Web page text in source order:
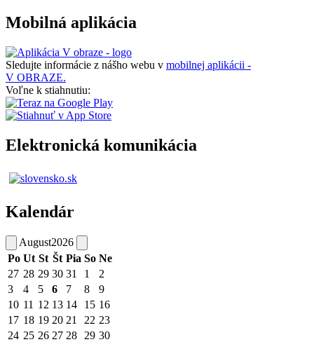
Mobilná aplikácia
Sledujte informácie z nášho webu v mobilnej aplikácii -
V OBRAZE.
Voľne k stiahnutiu:
Elektronická komunikácia
Kalendár
August2026
Po Ut St Št Pia So Ne
27 28 29 30 31 1
2
3
4 5 6 7 8
9
10 11 12 13 14 15 16
17 18 19 20 21 22 23
24 25 26 27 28 29 30